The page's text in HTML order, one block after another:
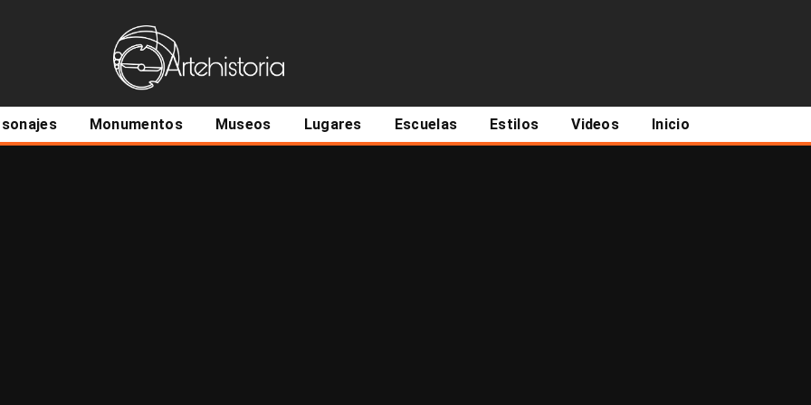
Monumentos Museos Lugares Escuelas Estilos Videos Inicio